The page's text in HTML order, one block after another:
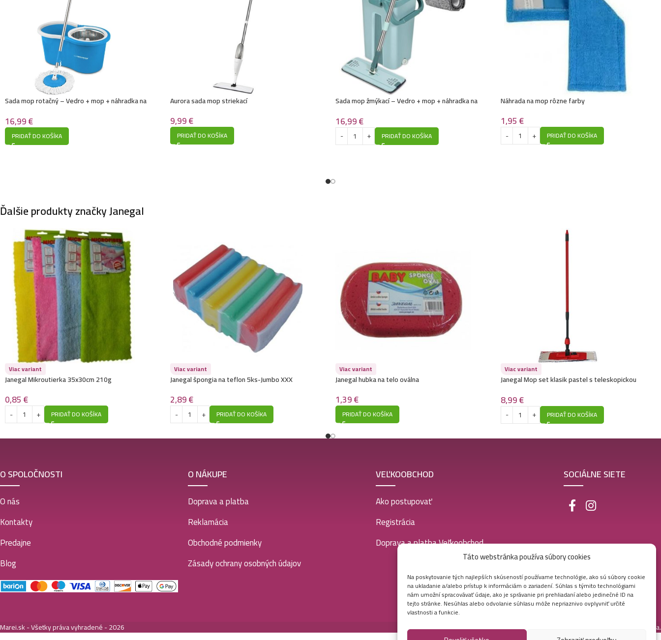
Táto webstránka používa súbory cookies
Na poskytovanie tých najlepších skúseností používame technológie, ako sú súbory cookie
na ukladanie a/alebo prístup k informáciám o zariadení. Súhlas s týmito technológiami
nám umožní spracovávať údaje, ako je správanie pri prehliadaní alebo jedinečné ID na
tejto stránke. Nesúhlas alebo odvolanie súhlasu môže nepriaznivo ovplyvniť určité
vlastnosti a funkcie.
Sada mop rotačný – Vedro + mop + náhradka na
16,99€
PRIDAŤ DO KOŠÍKA
Aurora sada mop striekací
9,99€
PRIDAŤ DO KOŠÍKA
Sada mop žmýkací – Vedro + mop + náhradka na
16,99€
PRIDAŤ DO KOŠÍKA
Náhrada na mop rôzne farby
1,95€
PRIDAŤ DO KOŠÍKA
Ďalšie produkty značky Janegal
Viac variant
Janegal Mikroutierka 35x30cm 210g
0,85€
PRIDAŤ DO KOŠÍKA
Viac variant
Janegal špongia na teflon 5ks-Jumbo XXX
2,89€
PRIDAŤ DO KOŠÍKA
Viac variant
Janegal hubka na telo oválna
1,39€
PRIDAŤ DO KOŠÍKA
Viac variant
Janegal Mop set klasik pastel s teleskopickou
8,99€
PRIDAŤ DO KOŠÍKA
O SPOLOČNOSTI
O nás
Kontakty
Predajne
Blog
O NÁKUPE
Doprava a platba
Reklamácia
Obchodné podmienky
Zásady ochrany osobných údajov
VEĽKOOBCHOD
Ako postupovať
Registrácia
Doprava a platba Veľkoobchod
SOCIÁLNE SIETE
Marei.sk - Všetky práva vyhradené - 2026 Ametica.